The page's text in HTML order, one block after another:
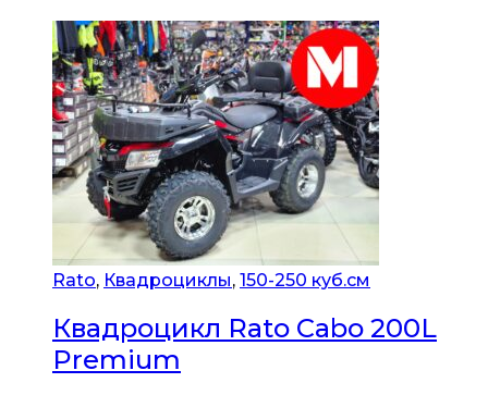
Rato, Квадроциклы, 150-250 куб.см
Квадроцикл Rato Cabo 200L
Premium